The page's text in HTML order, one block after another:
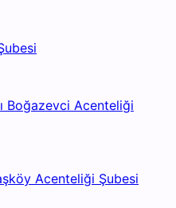
Boğazevci Acenteliği
Acenteliği Şubesi